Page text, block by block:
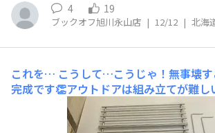
4 19
ブックオフ旭川永山店 | 12/12 | 北海
これを… こうして…こうじゃ！無事壊
完成です👏アウトドアは組み立てが難し
いつも脳トレしてる気分になります🏋️こ
定以上に組み立てに時間がかかってしま